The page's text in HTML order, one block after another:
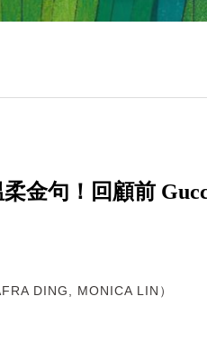
金句！回顧前
DING, MONICA LIN）